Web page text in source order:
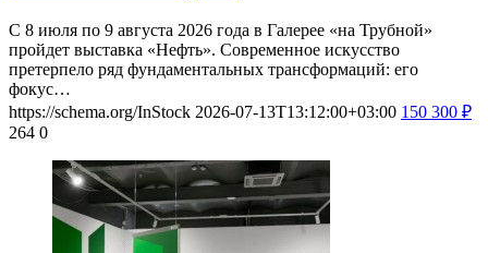
С 8 июля по 9 августа 2026 года в Галерее «на Трубной»
пройдет выставка «Нефть». Современное искусство
претерпело ряд фундаментальных трансформаций: его
фокус…
https://schema.org/InStock 2026-07-13T13:12:00+03:00 150 300 ₽
264 0